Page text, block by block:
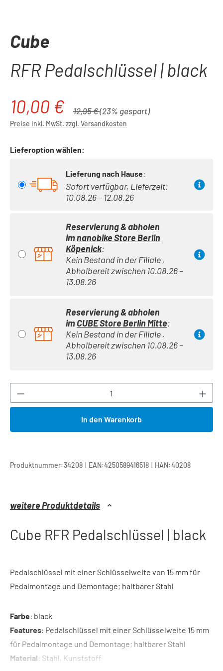
Cube
RFR Pedalschlüssel | black
Verkaufspreis:
10,00 € Regulärer Preis:
12,95 €(23% gespart)
Preise inkl. MwSt. zzgl. Versandkosten
Lieferoption wählen:
Lieferung nach Hause:
Sofort verfügbar, Lieferzeit:
10.08.26 – 12.08.26
Reservierung & abholen
imnanobike Store Berlin
Köpenick:
Kein Bestand in der Filiale ,
Abholbereit zwischen 10.08.26 –
13.08.26
Reservierung & abholen
imCUBE Store Berlin Mitte:
Kein Bestand in der Filiale ,
Abholbereit zwischen 10.08.26 –
13.08.26
Produkt Anzahl: Gib den gewünschten
In den Warenkorb
Produktnummer:34208 | EAN:4250589416518 | HAN:40208
weitere Produktdetails
Cube RFR Pedalschlüssel | black
Pedalschlüssel mit einer Schlüsselweite von 15 mm für
Pedalmontage und Demontage; haltbarer Stahl
Farbe: black
Features: Pedalschlüssel mit einer Schlüsselweite 15 mm
für Pedalmontage und Demontage; haltbarer Stahl
Material: Stahl, Kunststoff